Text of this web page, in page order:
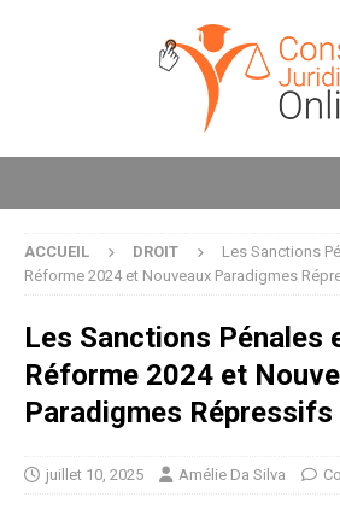
ACCUEIL DROIT
Les Sanctions
Réforme 2024 et Nouveaux Paradigmes
Les Sanctions Pénales
Réforme 2024 et
Paradigmes Répressifs
juillet 10, 2025 Amélie Da Silva